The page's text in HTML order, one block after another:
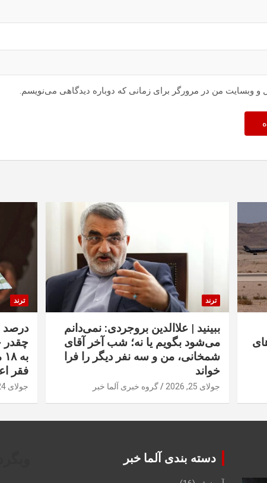
و وبسایت من در مرورگر برای زمانی که دوباره دیدگاهی می‌نویسم.
ترند
ببینید | علاالدین بروجردی: نمی‌دانم
می‌شود بگویم یا نه؛ شب آخر آقای
شمخانی، من و سه نفر دیگر را فرا
خواند
جولای 25, 2026 گروه خبری آلما خبر
ترند
چقدر
فقر
جولای 24, 2026
دسته بندی آلما خبر